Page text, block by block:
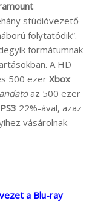
stúdióvezető
folytatódik”.
formátumnak
A HD
500 ezer Xbox
az 500 ezer
PS3 22%-ával, azaz
vásárolnak
a Blu-ray